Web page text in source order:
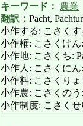
キーワード：
農業
翻訳： Pacht,
小作する: こさくす
小作権: こさくけん:
小作地: こさくち:
小作人: こさくにん:
小作料: こさくりょ
小作農: こさくのう:
小作制度: こさくせ